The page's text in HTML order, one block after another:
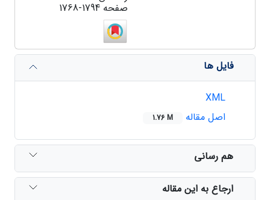
صفحه 1768-1794
فایل ها
اصل مقاله
1.76 M
هم رسانی
ارجاع به این مقاله